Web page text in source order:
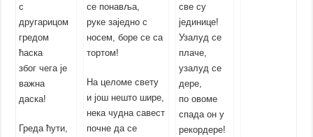
с
другарицом
гредом
ћаска
због чега је
важна
даска!
Греда ћути,
се понавља,
руке заједно с
носем, боре се са
тортом!
На целоме свету
и још нешто шире,
нека чудна савест
почне да се
све су
јединице!
Узалуд се
плаче,
узалуд се
дере,
по овоме
спада он у
рекордере!